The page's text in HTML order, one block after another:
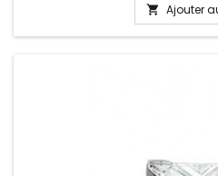
 Ajouter